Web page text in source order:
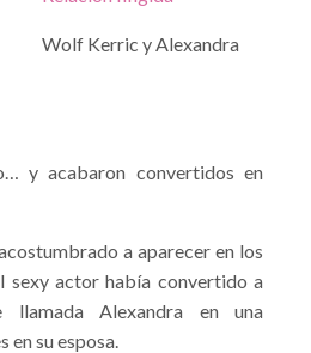
Wolf Kerric y Alexandra
y acabaron convertidos en
a aparecer en los
sexy actor había convertido a
llamada Alexandra en una
en su esposa.